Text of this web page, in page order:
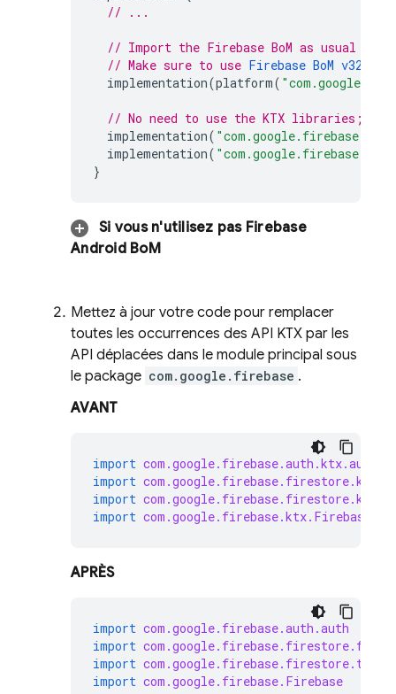
// ...
// Import the Firebase BoM as usual
// Make sure to use Firebase BoM v32.5.0
implementation(platform(
// No need to use the KTX libraries;
implementation(
implementation(
}
Si vous n'utilisez pas Firebase
Android BoM
Mettez à jour votre code pour remplacer
toutes les occurrences des API KTX par les
API déplacées dans le module principal sous
le package com.google.firebase .
AVANT
import com.google.firebase.auth.ktx.auth
import
import
import com.google.firebase.ktx.Firebase
APRÈS
import com.google.firebase.auth.auth
import
import
import com.google.firebase.Firebase